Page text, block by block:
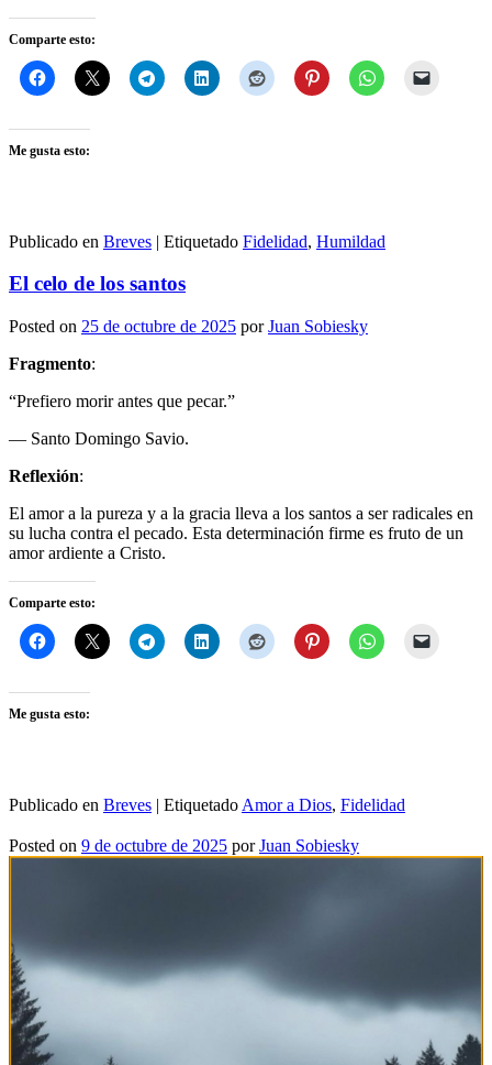
Comparte esto:
Me gusta esto:
Publicado en Breves | Etiquetado Fidelidad, Humildad
El celo de los santos
Posted on 25 de octubre de 2025 porJuan Sobiesky
Fragmento:
“Prefiero morir antes que pecar.”
— Santo Domingo Savio.
Reflexión:
El amor a la pureza y a la gracia lleva a los santos a ser radicales en
su lucha contra el pecado. Esta determinación firme es fruto de un
amor ardiente a Cristo.
Comparte esto:
Me gusta esto:
Publicado en Breves | Etiquetado Amor a Dios, Fidelidad
Posted on 9 de octubre de 2025 porJuan Sobiesky